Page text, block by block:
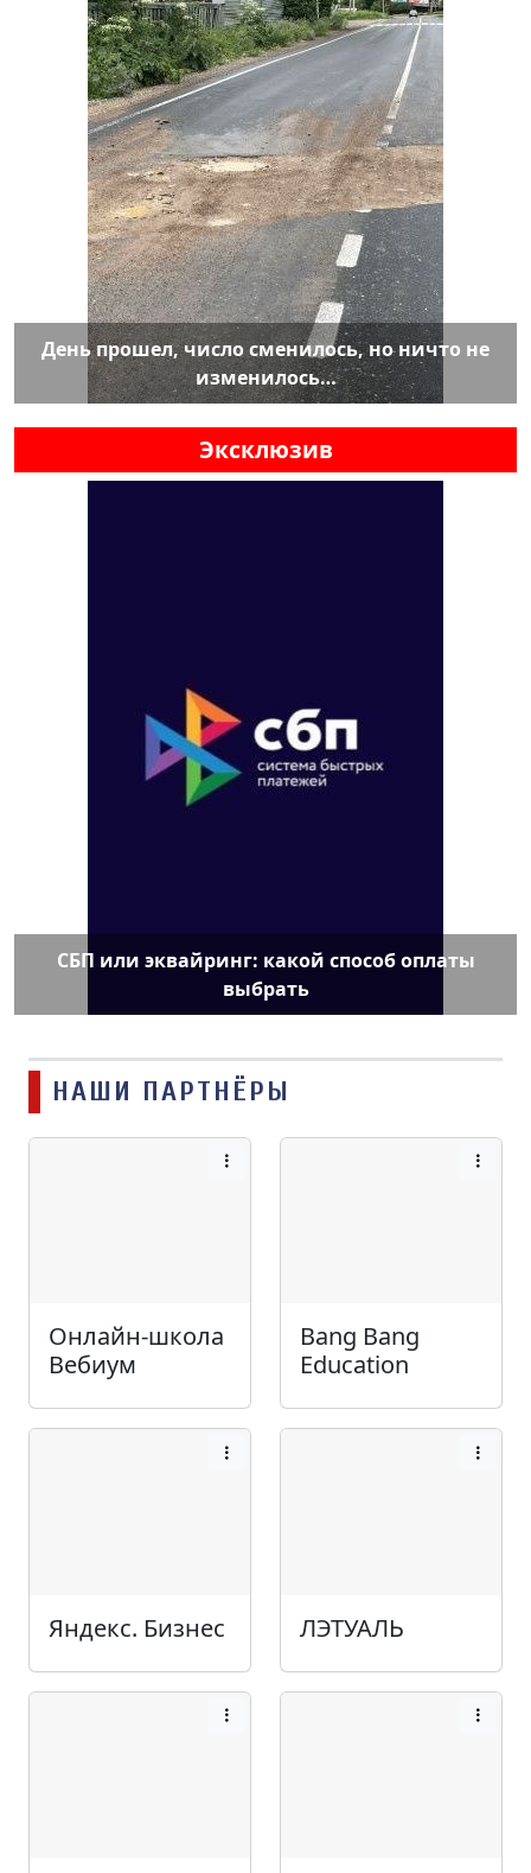
День прошел, число сменилось, но ничто не
изменилось…
Эксклюзив
СБП или эквайринг: какой способ оплаты
выбрать
НАШИ ПАРТНЁРЫ
Онлайн-школа
Вебиум
Bang Bang
Education
Яндекс. Бизнес ЛЭТУАЛЬ